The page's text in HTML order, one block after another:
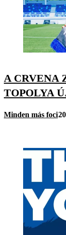
A CRVENA
TOPOLYA
Minden más foci